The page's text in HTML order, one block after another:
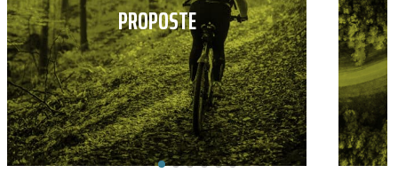
PROPOSTE